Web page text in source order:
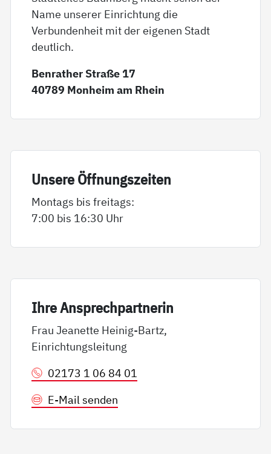
Name unserer Einrichtung die
Verbundenheit mit der eigenen Stadt
deutlich.
Benrather Straße 17
40789 Monheim am Rhein
Un­se­re Öff­nungs­zei­ten
Montags bis freitags:
7:00 bis 16:30 Uhr
Ih­re An­sp­rech­part­ne­rin
Frau Jeanette Heinig-Bartz,
Einrichtungsleitung
02173 1 06 84 01
E-Mail senden